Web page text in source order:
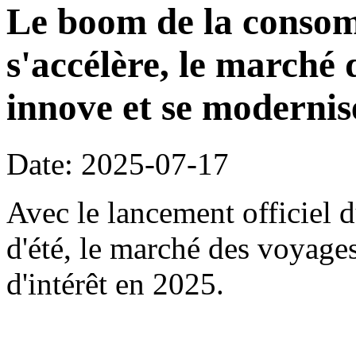
Le boom de la
s'accélère, le
innove et se
Date: 2025-07-17
Avec le lancement officiel
d'été, le marché des
d'intérêt en 2025.